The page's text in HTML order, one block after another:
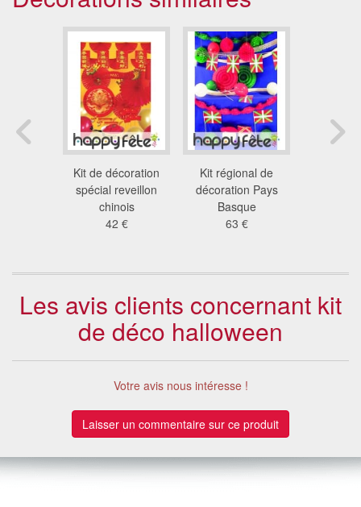
Kit de décoration
spécial reveillon
chinois
42 €
Kit régional de
décoration Pays
Basque
63 €
Les avis clients concernant kit
de déco halloween
Votre avis nous intéresse !
Laisser un commentaire sur ce produit